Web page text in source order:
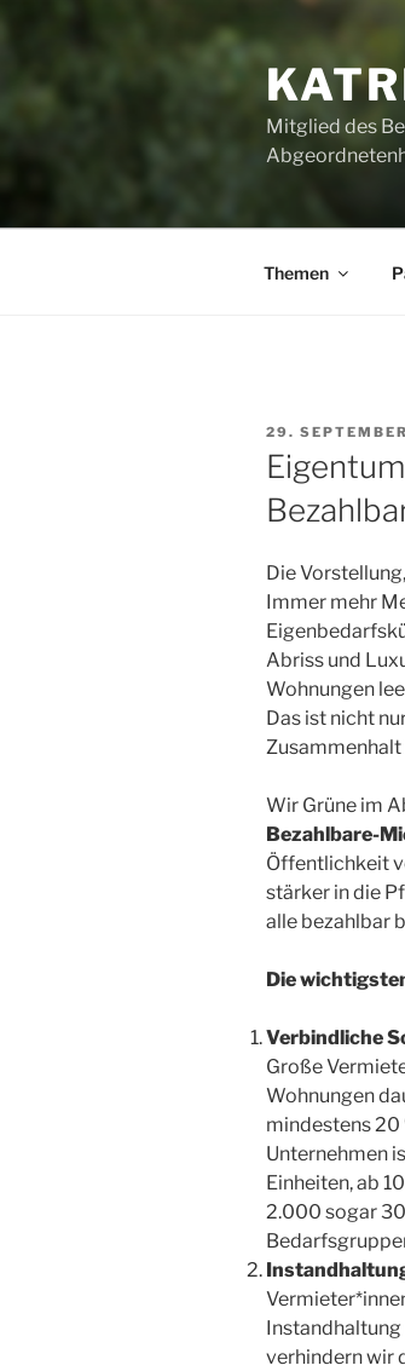
Mitglied des
Themen
AM
29.
Die
Immer mehr
Abriss und
Wohnungen
Das ist nicht
Zusammenhalt
Wir Grüne im
Bezahlbare-
Öffentlichkeit
stärker in die
alle bezahlbar
Die
Verbindliche
Große
Wohnungen
mindestens 20
Unternehmen
Einheiten, ab
2.000 sogar
verhindern wir